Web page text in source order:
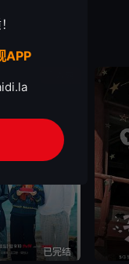
已完结
APP